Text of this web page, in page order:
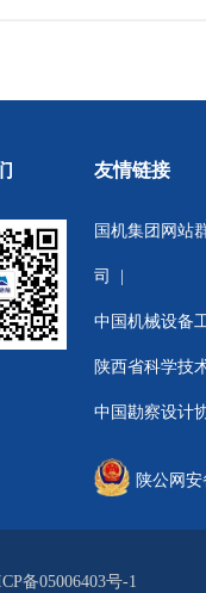
友情链接
国机集团网站
司 |
中国机械设备
陕西省科学技
中国勘察设计
陕公网
备05006403号-1